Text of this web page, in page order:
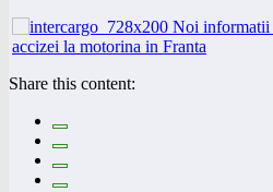
Share this content: